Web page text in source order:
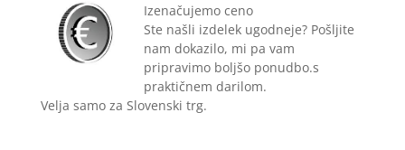
Izenačujemo ceno
Ste našli izdelek ugodneje? Pošljite
nam dokazilo, mi pa vam
pripravimo boljšo ponudbo.s
praktičnem darilom.
Velja samo za Slovenski trg.